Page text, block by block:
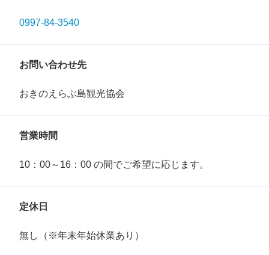
0997-84-3540
お問い合わせ先
おきのえらぶ島観光協会
営業時間
10：00～16：00 の間でご希望に応じます。
定休日
無し（※年末年始休業あり）